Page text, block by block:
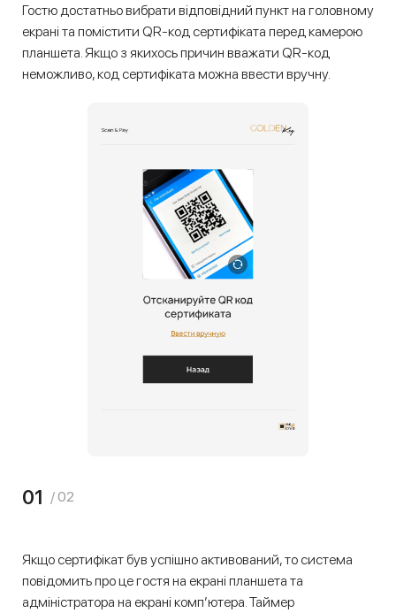
Гостю достатньо вибрати відповідний пункт на головному
екрані та помістити QR-код сертифіката перед камерою
планшета. Якщо з якихось причин вважати QR-код
неможливо, код сертифіката можна ввести вручну.
01 / 02
Якщо сертифікат був успішно активований, то система
повідомить про це гостя на екрані планшета та
адміністратора на екрані комп’ютера. Таймер